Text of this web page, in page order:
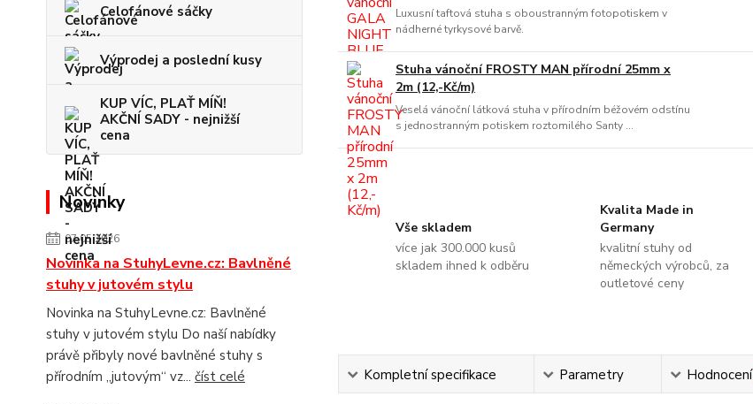
Celofánové sáčky
Výprodej a poslední kusy
KUP VÍC, PLAŤ MÍŇ!
AKČNÍ SADY - nejnižší
cena
Novinky
07.05.2026
Novinka na StuhyLevne.cz: Bavlněné
stuhy v jutovém stylu
Novinka na StuhyLevne.cz: Bavlněné
stuhy v jutovém stylu Do naší nabídky
právě přibyly nové bavlněné stuhy s
přírodním „jutovým“ vz... číst celé
Luxusní taftová stuha s oboustranným fotopotiskem v
nádherné tyrkysové barvě.
Stuha vánoční FROSTY MAN přírodní 25mm x
2m (12,-Kč/m)
Veselá vánoční látková stuha v přírodním béžovém odstínu
s jednostranným potiskem roztomilého Santy ...
Vše skladem
více jak 300.000 kusů
skladem ihned k odběru
Kvalita Made in
Germany
kvalitní stuhy od
německých výrobců, za
outletové ceny
Kompletní specifikace Parametry Hodnocení